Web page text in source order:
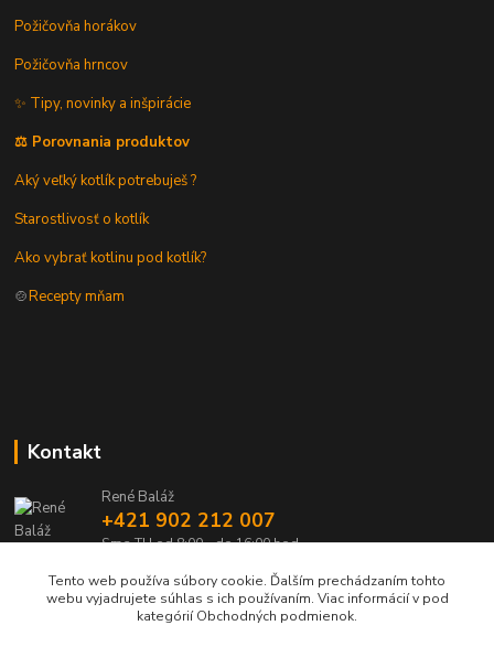
Požičovňa horákov
Požičovňa hrncov
✨ Tipy, novinky a inšpirácie
⚖️ Porovnania produktov
Aký veľký kotlík potrebuješ ?
Starostlivosť o kotlík
Ako vybrať kotlinu pod kotlík?
🍲Recepty mňam
Kontakt
René Baláž
+421 902 212 007
Sme TU od 8:00 - do 16:00 hod
info@kotlik.sk
Tento web používa súbory cookie. Ďalším prechádzaním tohto
webu vyjadrujete súhlas s ich používaním. Viac informácií v pod
kategórií Obchodných podmienok.